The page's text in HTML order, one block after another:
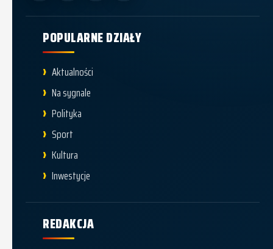
POPULARNE DZIAŁY
Aktualności
Na sygnale
Polityka
Sport
Kultura
Inwestycje
REDAKCJA